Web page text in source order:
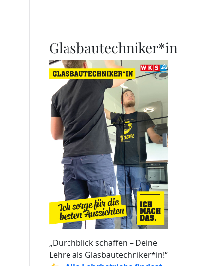
Glasbautechniker*in
„Durchblick schaffen – Deine
Lehre als Glasbautechniker*in!“